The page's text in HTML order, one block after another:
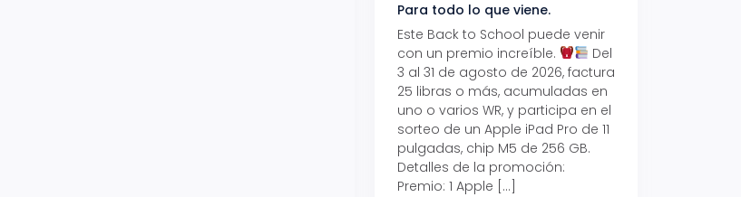
Para todo lo que viene.
Este Back to School puede venir
con un premio increíble.
Del
3 al 31 de agosto de 2026, factura
25 libras o más, acumuladas en
uno o varios WR, y participa en el
sorteo de un Apple iPad Pro de 11
pulgadas, chip M5 de 256 GB.
Detalles de la promoción:
Premio: 1 Apple […]